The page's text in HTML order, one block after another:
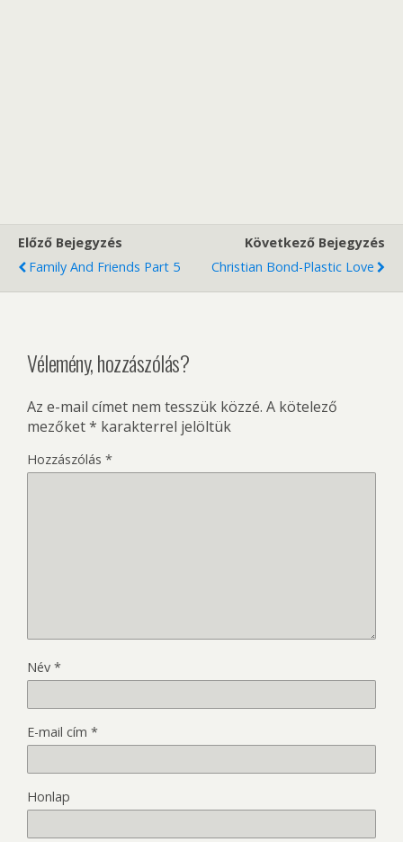
Előző Bejegyzés
Family And Friends Part 5
Következő Bejegyzés
Christian Bond-Plastic Love
Vélemény, hozzászólás?
Az e-mail címet nem tesszük közzé. A kötelező
mezőket* karakterrel jelöltük
Hozzászólás *
Név *
E-mail cím *
Honlap